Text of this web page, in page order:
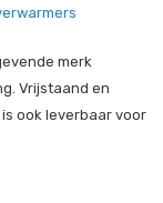
merk
Vrijstaand en
ook leverbaar voor